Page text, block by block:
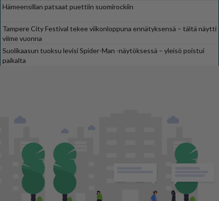
Hämeensillan patsaat puettiin suomirockiin
Tampere City Festival tekee viikonloppuna ennätyksensä – tältä näytti
viime vuonna
Suolikaasun tuoksu levisi Spider-Man -näytöksessä – yleisö poistui
paikalta